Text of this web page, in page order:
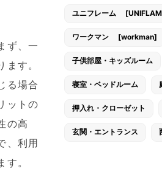
ず、一
す。
る場合
ットの
の高
、利用
。
ユニフレーム
ワークマン [workman]
子供部屋・キッズルーム
寝室・ベッドルーム
押入れ・クローゼット
玄関・エントランス